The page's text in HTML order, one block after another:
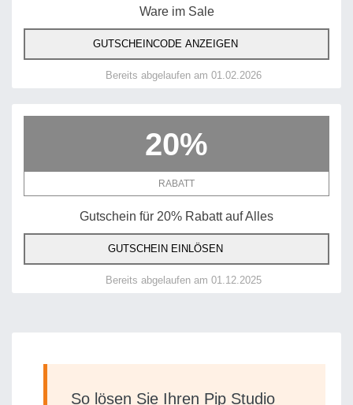
Ware im Sale
GUTSCHEINCODE ANZEIGEN
Bereits abgelaufen am 01.02.2026
20%
RABATT
Gutschein für 20% Rabatt auf Alles
GUTSCHEIN EINLÖSEN
Bereits abgelaufen am 01.12.2025
So lösen Sie Ihren Pip Studio